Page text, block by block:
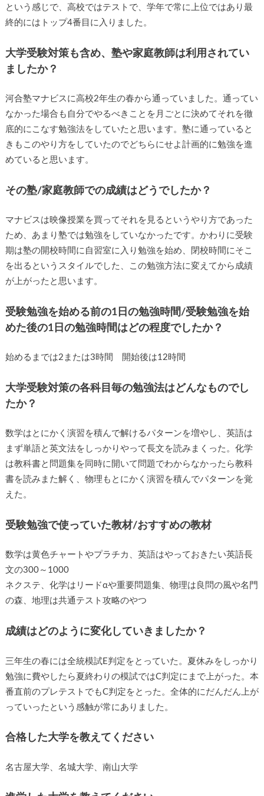
という感じで、高校ではテストで、学年で常に上位ではあり最
終的にはトップ4番目に入りました。
大学受験対策も含め、塾や家庭教師は利用されてい
ましたか？
河合塾マナビスに高校2年生の春から通っていました。通ってい
なかった場合も自分でやるべきことを月ごとに決めてそれを徹
底的にこなす勉強法をしていたと思います。塾に通っていると
きもこのやり方をしていたのでどちらにせよ計画的に勉強を進
めていると思います。
その塾/家庭教師での成績はどうでしたか？
マナビスは映像授業を買ってそれを見るというやり方であった
ため、あまり塾では勉強をしていなかったです。かわりに受験
期は塾の開校時間に自習室に入り勉強を始め、閉校時間にそこ
を出るというスタイルでした、この勉強方法に変えてから成績
が上がったと思います。
受験勉強を始める前の1日の勉強時間/受験勉強を始
めた後の1日の勉強時間はどの程度でしたか？
始めるまでは2または3時間 開始後は12時間
大学受験対策の各科目毎の勉強法はどんなものでし
たか？
数学はとにかく演習を積んで解けるパターンを増やし、英語は
まず単語と英文法をしっかりやって長文を読みまくった。化学
は教科書と問題集を同時に開いて問題でわからなかったら教科
書を読みまた解く、物理もとにかく演習を積んでパターンを覚
えた。
受験勉強で使っていた教材/おすすめの教材
数学は黄色チャートやプラチカ、英語はやっておきたい英語長
文の300～1000
ネクステ、化学はリードαや重要問題集、物理は良問の風や名門
の森、地理は共通テスト攻略のやつ
成績はどのように変化していきましたか？
三年生の春には全統模試E判定をとっていた。夏休みをしっかり
勉強に費やしたら夏終わりの模試ではC判定にまで上がった。本
番直前のプレテストでもC判定をとった。全体的にだんだん上が
っていったという感触が常にありました。
合格した大学を教えてください
名古屋大学、名城大学、南山大学